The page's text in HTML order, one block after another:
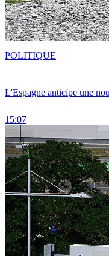
L'Espagne anticipe une
15:07
POLITIQUE